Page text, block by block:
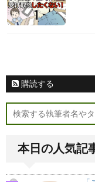
購読する
本日の人気記